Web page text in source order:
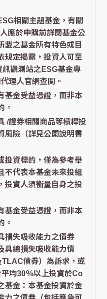
相關主題基金，有關
應於申購前詳閱基金公
載之基金所有特色或目
規定揭露，投資人可至
訊觀測站之ESG基金專
理人官網查閱。
基金受益憑證，而非本
。
/證券相關商品等槓桿投
風險（詳見公開說明書
投資標的，僅為參考舉
不代表本基金未來投組
投資人須衡量自身之投
基金受益憑證，而非本
。
損失吸收能力之債券
具總損失吸收能力債
債券）為訴求，或
均30％以上投資於Co
金：本基金投資於金